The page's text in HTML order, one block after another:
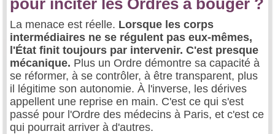
La menace est réelle. Lorsque les corps
intermédiaires ne se régulent pas eux-mêmes,
l'État finit toujours par intervenir. C'est presque
mécanique. Plus un Ordre démontre sa capacité à
se réformer, à se contrôler, à être transparent, plus
il légitime son autonomie. À l'inverse, les dérives
appellent une reprise en main. C'est ce qui s'est
passé pour l'Ordre des médecins à Paris, et c'est ce
qui pourrait arriver à d'autres.